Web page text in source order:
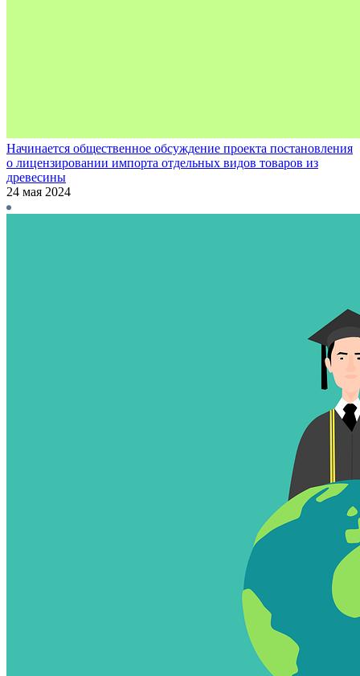
Начинается общественное обсуждение проекта постановления
о лицензировании импорта отдельных видов товаров из
древесины
24 мая 2024